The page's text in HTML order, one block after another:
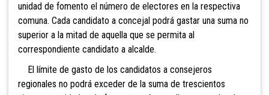
unidad de fomento el número de electores en la respectiva
comuna. Cada candidato a concejal podrá gastar una suma no
superior a la mitad de aquella que se permita al
correspondiente candidato a alcalde.
El límite de gasto de los candidatos a consejeros
regionales no podrá exceder de la suma de trescientos